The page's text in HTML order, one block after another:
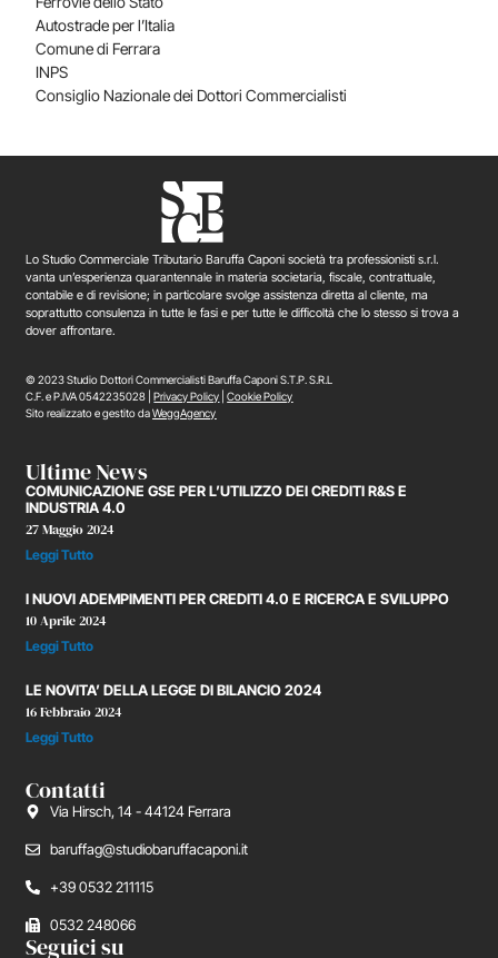
Autostrade per l’Italia
Comune di Ferrara
INPS
Consiglio Nazionale dei Dottori Commercialisti
Lo Studio Commerciale Tributario Baruffa Caponi società tra professionisti s.r.l.
vanta un’esperienza quarantennale in materia societaria, fiscale, contrattuale,
contabile e di revisione; in particolare svolge assistenza diretta al cliente, ma
soprattutto consulenza in tutte le fasi e per tutte le difficoltà che lo stesso si trova a
dover affrontare.
© 2023 Studio Dottori Commercialisti Baruffa Caponi S.T.P. S.R.L
C.F. e P.IVA 0542235028 |Privacy Policy |Cookie Policy
Sito realizzato e gestito daWeggAgency
Ultime News
COMUNICAZIONE GSE PER L’UTILIZZO DEI CREDITI R&S E
INDUSTRIA 4.0
27 Maggio 2024
Leggi Tutto
I NUOVI ADEMPIMENTI PER CREDITI 4.0 E RICERCA E SVILUPPO
10 Aprile 2024
Leggi Tutto
LE NOVITA’ DELLA LEGGE DI BILANCIO 2024
16 Febbraio 2024
Leggi Tutto
Contatti
Via Hirsch, 14 - 44124 Ferrara
baruffag@studiobaruffacaponi.it
+39 0532 211115
0532 248066
Seguici su